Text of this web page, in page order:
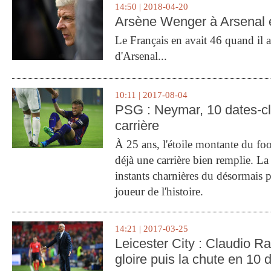
14:50 | 2018-04-20
Arsène Wenger à Arsenal
Le Français en avait 46 quand il
d'Arsenal...
10:11 | 2017-08-04
PSG : Neymar, 10 dates-
carrière
À 25 ans, l'étoile montante du
déjà une carrière bien remplie.
instants charnières du désormais
joueur de l'histoire.
14:21 | 2017-03-25
Leicester City : Claudio
gloire puis la chute en 10